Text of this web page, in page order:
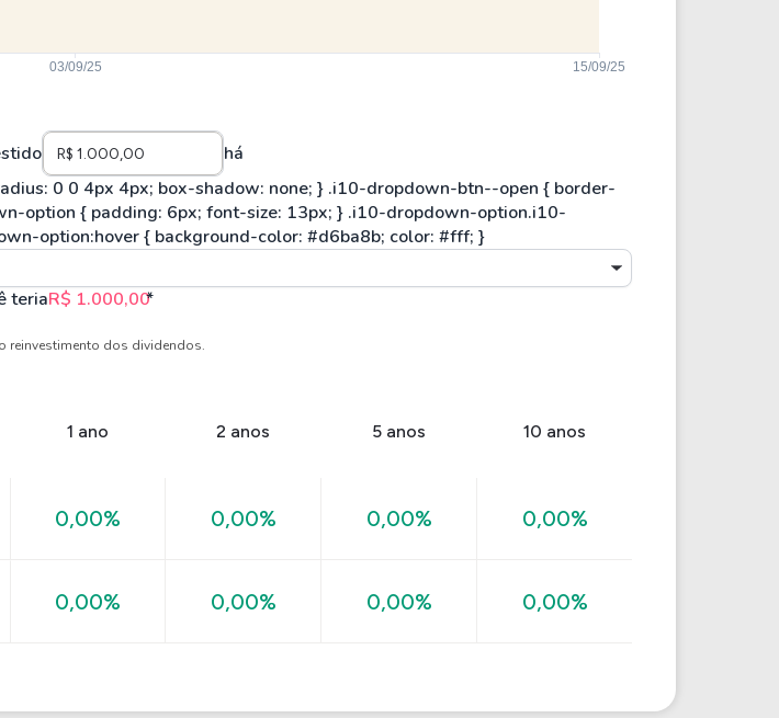
há
teriaR$ 1.000,00*
reinvestimento dos dividendos.
1 ano 2 anos 5 anos 10 anos
0,00% 0,00% 0,00% 0,00%
0,00% 0,00% 0,00% 0,00%